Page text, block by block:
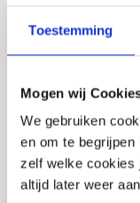
Toestemming
Mogen wij
We gebruiken
en om te begrijpen
zelf welke cookies
altijd later weer
Stellen
Wir